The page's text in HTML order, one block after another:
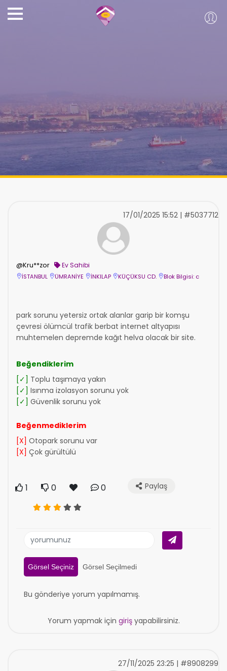
@Kru**zor Ev Sahibi
İSTANBUL ÜMRANİYE İNKILAP KÜÇÜKSU CD. Blok Bilgisi: c
17/01/2025 15:52 | #5037712
park sorunu yetersiz ortak alanlar garip bir komşu
çevresi ölümcül trafik berbat internet altyapısı
muhtemelen depremde kağıt helva olacak bir site.
Beğendiklerim
[✓] Toplu taşımaya yakın
[✓] Isınma izolasyon sorunu yok
[✓] Güvenlik sorunu yok
Beğenmediklerim
[X] Otopark sorunu var
[X] Çok gürültülü
1 0 0 Paylaş
Görsel Seçiniz Görsel Seçilmedi
Bu gönderiye yorum yapılmamış.
Yorum yapmak için girişyapabilirsiniz.
27/11/2025 23:25 | #8908299